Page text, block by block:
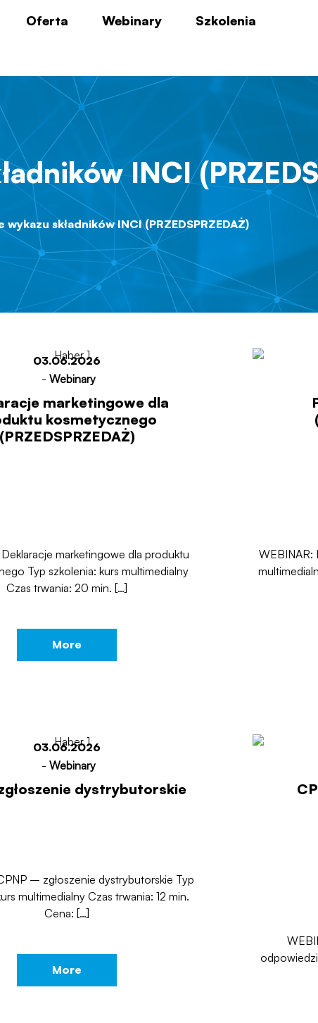
Oferta Webinary Szkolenia
INCI
składników INCI (PRZEDSPRZEDAŻ)
03.06.2026
- Webinary
marketingowe dla
kosmetycznego
(PRZEDSPRZEDAŻ)
marketingowe dla produktu
Typ szkolenia: kurs multimedialny
Czas trwania: 20 min. […]
More
WEBINAR:
03.06.2026
- Webinary
dystrybutorskie
– zgłoszenie dystrybutorskie Typ
multimedialny Czas trwania: 12 min.
Cena: […]
More